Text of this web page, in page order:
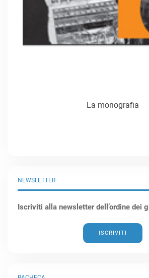
NEWSLETTER
Iscriviti alla newsletter dell’ordine dei
ISCRIVITI
La monografia